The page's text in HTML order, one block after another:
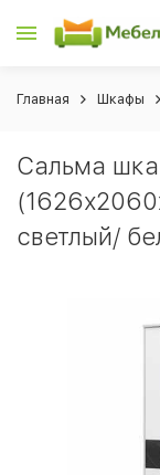
Главная Шкафы
Сальма
светлый/